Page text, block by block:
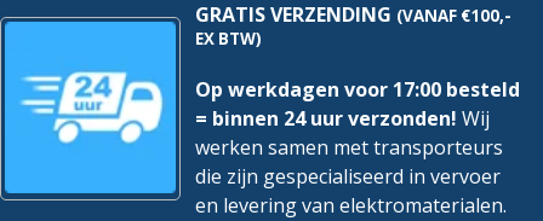
GRATIS VERZENDING (VANAF €100,-
EX BTW)
Op werkdagen voor 17:00 besteld
= binnen 24 uur verzonden! Wij
werken samen met transporteurs
die zijn gespecialiseerd in vervoer
en levering van elektromaterialen.